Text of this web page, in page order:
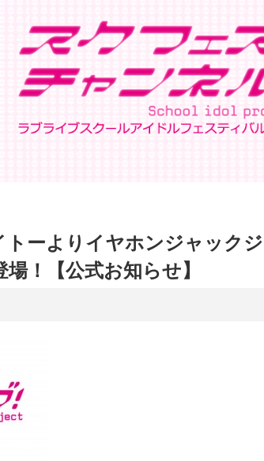
トーよりイヤホンジャックジ
！【公式お知らせ】